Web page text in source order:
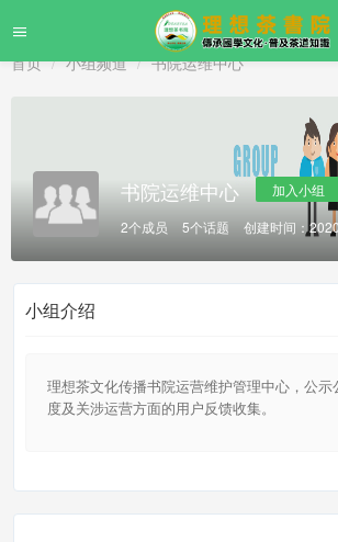
首页 小组频道 书院运维中心
书院运维中心
加入小组
2个成员
5个话题 创建时间：
小组介绍
理想茶文化传播书院运营维护管理中心，公
度及关涉运营方面的用户反馈收集。